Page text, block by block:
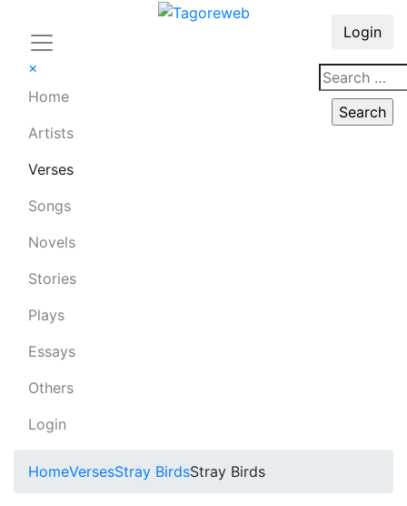
×
Home
Artists
Verses
Songs
Novels
Stories
Plays
Essays
Others
Login
Login
HomeVersesStray BirdsStray Birds